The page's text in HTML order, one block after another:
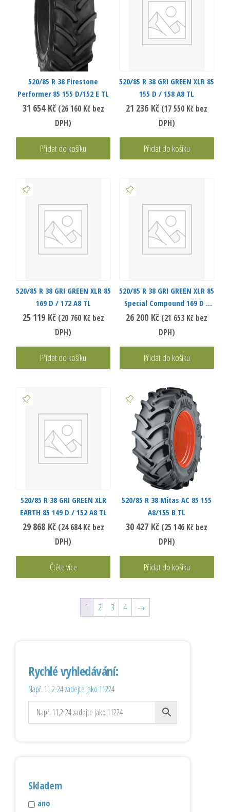
520/85 R 38 Firestone
Performer 85 155 D/152 E TL
31 654 Kč (26 160 Kčbez
DPH)
Přidat do košíku
520/85 R 38 GRI GREEN XLR 85
155 D / 158 A8 TL
21 236 Kč (17 550 Kč bez
DPH)
Přidat do košíku
520/85 R 38 GRI GREEN XLR 85
169 D / 172 A8 TL
25 119 Kč (20 760 Kčbez
DPH)
Přidat do košíku
520/85 R 38 GRI GREEN XLR 85
Special Compound 169 D /
172 A8 TL
26 200 Kč (21 653 Kč bez
DPH)
Přidat do košíku
520/85 R 38 GRI GREEN XLR
EARTH 85 149 D / 152 A8 TL
29 868 Kč (24 684 Kčbez
DPH)
Čtěte více
520/85 R 38 Mitas AC 85 155
A8/155 B TL
30 427 Kč (25 146 Kč bez
DPH)
Přidat do košíku
1 2 3 4 →
Rychlé vyhledávání:
Např. 11,2-24 zadejte jako 11224
Skladem
ano